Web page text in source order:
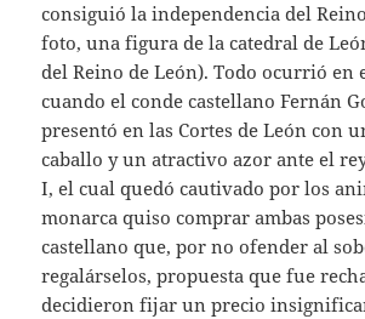
consiguió la independencia del
foto, una figura de la catedral de
del Reino de León). Todo ocurrió en
cuando el conde castellano Fernán
presentó en las Cortes de León con
caballo y un atractivo azor ante el
I, el cual quedó cautivado por los
monarca quiso comprar ambas
castellano que, por no ofender al
regalárselos, propuesta que fue
decidieron fijar un precio